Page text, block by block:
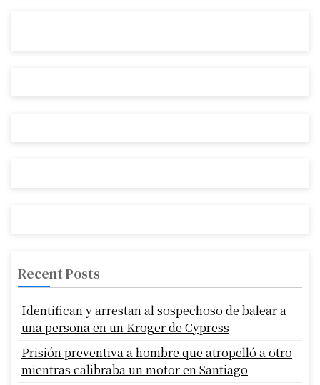
Recent Posts
Identifican y arrestan al sospechoso de balear a
una persona en un Kroger de Cypress
Prisión preventiva a hombre que atropelló a otro
mientras calibraba un motor en Santiago